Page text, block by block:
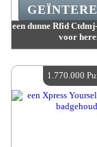
een dunne Rfid
voor
Beschikbare
1.770.000